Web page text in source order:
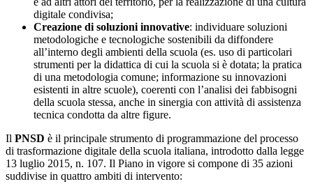
digitale condivisa;
Creazione di soluzioni innovative: individuare soluzioni
metodologiche e tecnologiche sostenibili da diffondere
all’interno degli ambienti della scuola (es. uso di particolari
strumenti per la didattica di cui la scuola si è dotata; la pratica
di una metodologia comune; informazione su innovazioni
esistenti in altre scuole), coerenti con l’analisi dei fabbisogni
della scuola stessa, anche in sinergia con attività di assistenza
tecnica condotta da altre figure.
Il PNSD è il principale strumento di programmazione del processo
di trasformazione digitale della scuola italiana, introdotto dalla legge
13 luglio 2015, n. 107. Il Piano in vigore si compone di 35 azioni
suddivise in quattro ambiti di intervento: